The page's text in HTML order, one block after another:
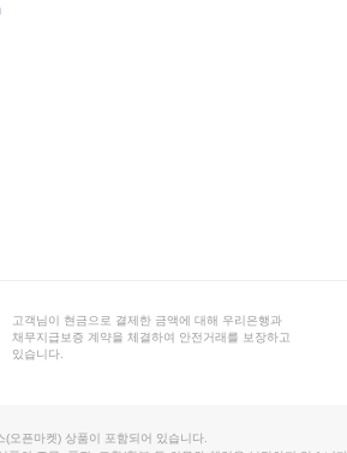
고객님이 현금으로 결제한 금액에 대해 우리은행과
채무지급보증 계약을 체결하여 안전거래를 보장하고
있습니다.
오픈마켓) 상품이 포함되어 있습니다.